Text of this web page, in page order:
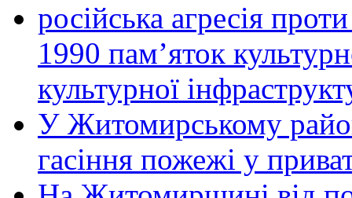
російська агресія
1990 пам’яток
культурної
У Житомирському
гасіння пожежі у